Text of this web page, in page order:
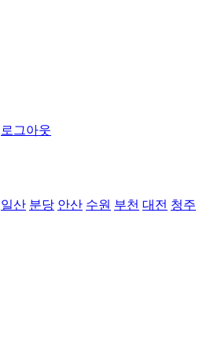
로그아웃
일산 분당 안산 수원 부천 대전 청주